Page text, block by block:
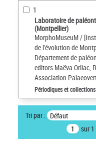
1
Laboratoire de
(Montpellier)
MorphoMuseuM /
de l'évolution de
Département de
editors Maëva Orliac,
Association
Périodiques et collections
Tri par : Défaut
sur 1